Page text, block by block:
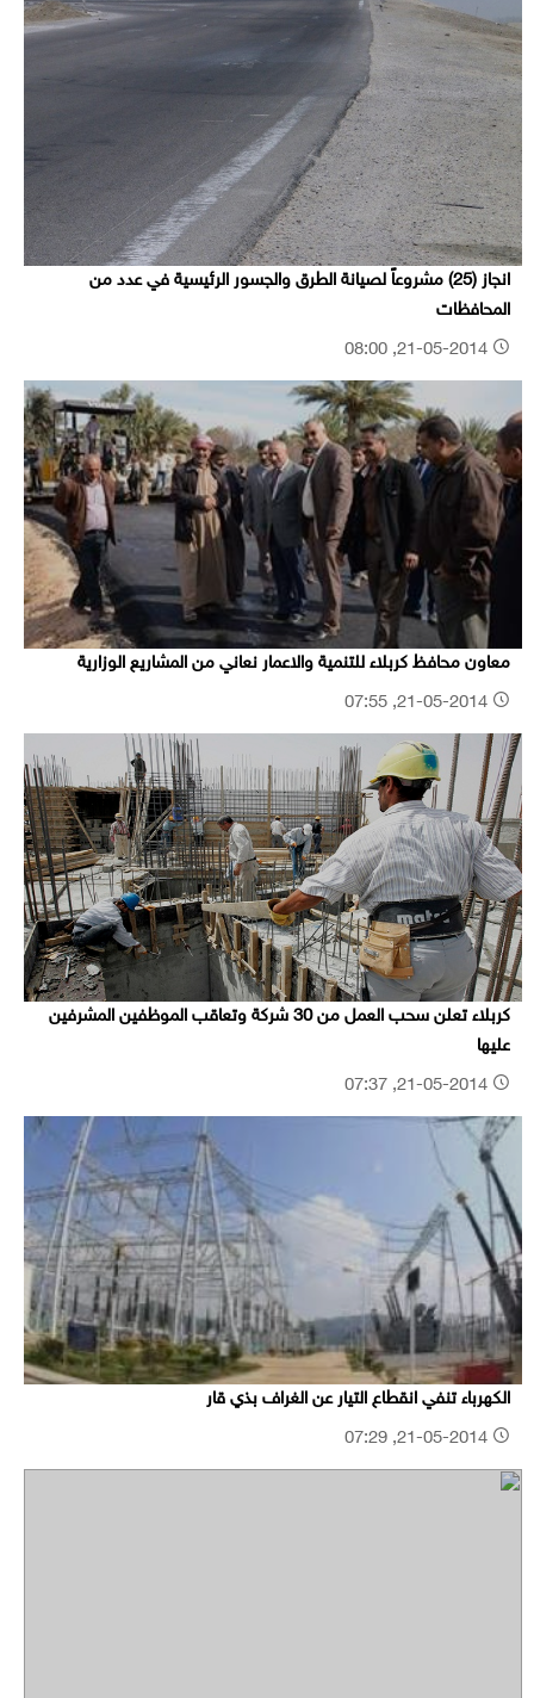
انجاز (25) مشروعاً لصيانة الطرق والجسور الرئيسية في عدد من
المحافظات
معاون محافظ كربلاء للتنمية والاعمار نعاني من المشاريع الوزارية
كربلاء تعلن سحب العمل من 30 شركة وتعاقب الموظفين المشرفين
عليها
الكهرباء تنفي انقطاع التيار عن الغراف بذي قار